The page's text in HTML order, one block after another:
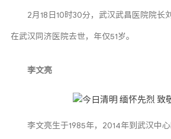
2月18日10时30分，武汉武昌医院院长
在武汉同济医院去世，年仅51岁。
李文亮
李文亮生于1985年，2014年到武汉中